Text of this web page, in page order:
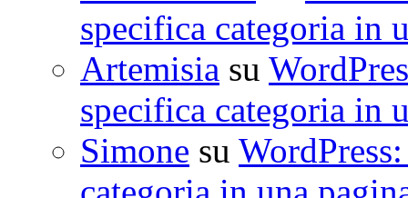
specifica categoria in
Artemisia su
specifica categoria in
Simone su